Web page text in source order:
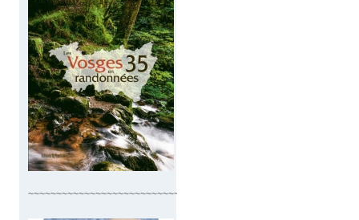
~~~~~~~~~~~~~~~~~~~~~~~~~~~~~~~~~